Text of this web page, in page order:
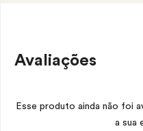
Avaliações
Esse produto ainda não foi
a sua